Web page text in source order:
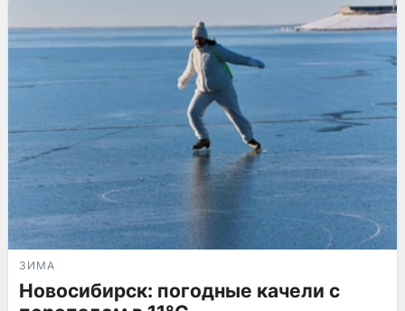
ЗИМА
Новосибирск: погодные качели с